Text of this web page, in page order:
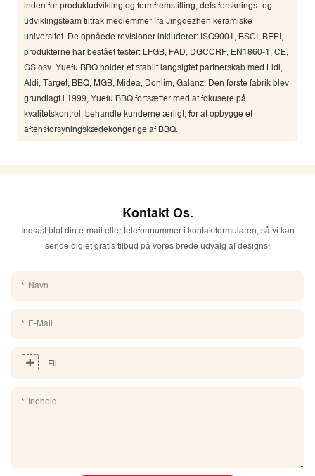
inden for produktudvikling og formfremstilling, dets forsknings- og
udviklingsteam tiltrak medlemmer fra Jingdezhen keramiske
universitet. De opnåede revisioner inkluderer: ISO9001, BSCI, BEPI,
produkterne har bestået tester: LFGB, FAD, DGCCRF, EN1860-1, CE,
GS osv. Yuefu BBQ holder et stabilt langsigtet partnerskab med Lidl,
Aldi, Target, BBQ, MGB, Midea, Donlim, Galanz. Den første fabrik blev
grundlagt i 1999, Yuefu BBQ fortsætter med at fokusere på
kvalitetskontrol, behandle kunderne ærligt, for at opbygge et
aftensforsyningskædekongerige af BBQ.
Kontakt Os.
Indtast blot din e-mail eller telefonnummer i kontaktformularen, så vi kan
sende dig et gratis tilbud på vores brede udvalg af designs!
Navn
E-Mail.
Fil
Indhold